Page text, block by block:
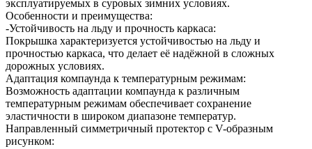
эксплуатируемых в суровых зимних условиях.
Особенности и преимущества:
-Устойчивость на льду и прочность каркаса:
Покрышка характеризуется устойчивостью на льду и
прочностью каркаса, что делает её надёжной в сложных
дорожных условиях.
Адаптация компаунда к температурным режимам:
Возможность адаптации компаунда к различным
температурным режимам обеспечивает сохранение
эластичности в широком диапазоне температур.
Направленный симметричный протектор с V-образным
рисунком: